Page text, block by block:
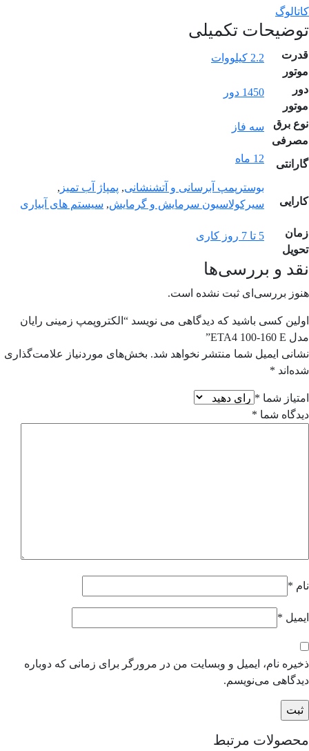
کاتالوگ
توضیحات تکمیلی
قدرت
موتور
2.2 کیلووات
دور
موتور
1450 دور
نوع برق
مصرفی
سه فاز
گارانتی 12 ماه
کارایی
بوسترپمپ آبرسانی و آتشنشانی, پمپاژ آب تمیز ,
سیرکولاسیون سرمایش و گرمایش, سیستم های آبیاری
زمان
تحویل
5 تا 7 روز کاری
نقد و بررسی‌ها
هنوز بررسی‌ای ثبت نشده است.
اولین کسی باشید که دیدگاهی می نویسد “الکتروپمپ زمینی رایان
مدل ETA4 100-160 E”
نشانی ایمیل شما منتشر نخواهد شد. بخش‌های موردنیاز علامت‌گذاری
شده‌اند *
امتیاز شما *
دیدگاه شما *
نام *
ایمیل *
ذخیره نام، ایمیل و وبسایت من در مرورگر برای زمانی که دوباره
دیدگاهی می‌نویسم.
محصولات مرتبط